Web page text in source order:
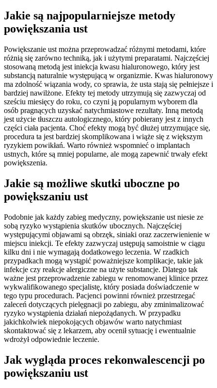
Jakie są najpopularniejsze metody
powiększania ust
Powiększanie ust można przeprowadzać różnymi metodami, które
różnią się zarówno techniką, jak i użytymi preparatami. Najczęściej
stosowaną metodą jest iniekcja kwasu hialuronowego, który jest
substancją naturalnie występującą w organizmie. Kwas hialuronowy
ma zdolność wiązania wody, co sprawia, że usta stają się pełniejsze i
bardziej nawilżone. Efekty tej metody utrzymują się zazwyczaj od
sześciu miesięcy do roku, co czyni ją popularnym wyborem dla
osób pragnących uzyskać natychmiastowe rezultaty. Inną metodą
jest użycie tłuszczu autologicznego, który pobierany jest z innych
części ciała pacjenta. Choć efekty mogą być dłużej utrzymujące się,
procedura ta jest bardziej skomplikowana i wiąże się z większym
ryzykiem powikłań. Warto również wspomnieć o implantach
ustnych, które są mniej popularne, ale mogą zapewnić trwały efekt
powiększenia.
Jakie są możliwe skutki uboczne po
powiększaniu ust
Podobnie jak każdy zabieg medyczny, powiększanie ust niesie ze
sobą ryzyko wystąpienia skutków ubocznych. Najczęściej
występującymi objawami są obrzęk, siniaki oraz zaczerwienienie w
miejscu iniekcji. Te efekty zazwyczaj ustępują samoistnie w ciągu
kilku dni i nie wymagają dodatkowego leczenia. W rzadkich
przypadkach mogą wystąpić poważniejsze komplikacje, takie jak
infekcje czy reakcje alergiczne na użyte substancje. Dlatego tak
ważne jest przeprowadzenie zabiegu w renomowanej klinice przez
wykwalifikowanego specjalistę, który posiada doświadczenie w
tego typu procedurach. Pacjenci powinni również przestrzegać
zaleceń dotyczących pielęgnacji po zabiegu, aby zminimalizować
ryzyko wystąpienia działań niepożądanych. W przypadku
jakichkolwiek niepokojących objawów warto natychmiast
skontaktować się z lekarzem, aby ocenił sytuację i ewentualnie
wdrożył odpowiednie leczenie.
Jak wygląda proces rekonwalescencji po
powiększaniu ust